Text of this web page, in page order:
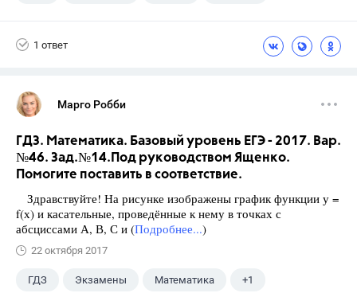
1 ответ
Марго Робби
ГДЗ. Математика. Базовый уровень ЕГЭ - 2017. Вар.
№46. Зад.№14.Под руководством Ященко.
Помогите поставить в соответствие.
Здравствуйте! На рисунке изображены график функции у =
f(х) и касательные, проведённые к нему в точках с
абсциссами А, В, С и (Подробнее...)
22 октября 2017
ГДЗ Экзамены Математика +1